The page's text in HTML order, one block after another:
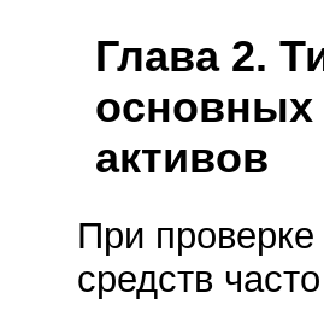
Глава 2.
основных
активов
При
средств